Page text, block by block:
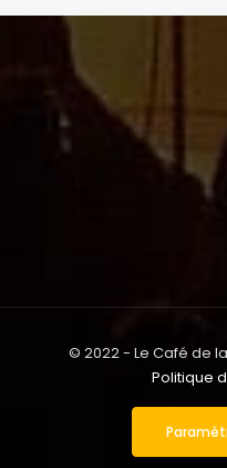
© 2022 - Le Café de
Politique